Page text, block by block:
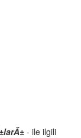
- ile ilgili